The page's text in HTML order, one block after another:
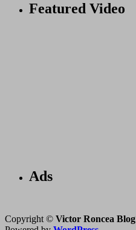
Featured Video
Ads
Copyright © Victor Roncea Blog